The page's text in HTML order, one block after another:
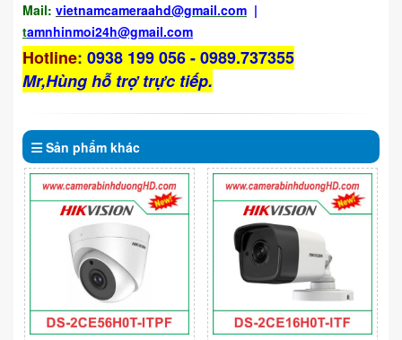
Mail: vietnamcameraahd@gmail.com |
tamnhinmoi24h@gmail.com
Hotline: 0938 199 056 - 0989.737355
Mr,Hùng hỗ trợ trực tiếp.
Sản phẩm khác